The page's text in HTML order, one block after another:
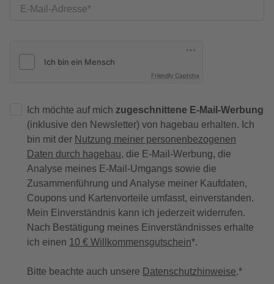
E-Mail-Adresse
Friendly Captcha
Ich möchte auf mich zugeschnittene E-Mail-Werbung
(inklusive den Newsletter) von hagebau erhalten. Ich
bin mit der Nutzung meiner personenbezogenen
Daten durch hagebau, die E-Mail-Werbung, die
Analyse meines E-Mail-Umgangs sowie die
Zusammenführung und Analyse meiner Kaufdaten,
Coupons und Kartenvorteile umfasst, einverstanden.
Mein Einverständnis kann ich jederzeit widerrufen.
Nach Bestätigung meines Einverständnisses erhalte
ich einen 10 € Willkommensgutschein*.
Bitte beachte auch unsere Datenschutzhinweise.